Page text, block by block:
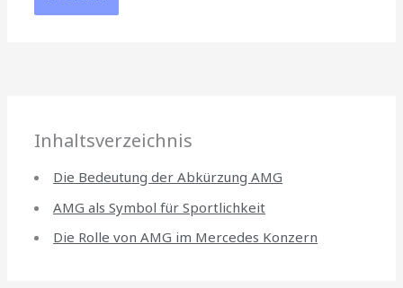
Inhaltsverzeichnis
Die Bedeutung der Abkürzung AMG
AMG als Symbol für Sportlichkeit
Die Rolle von AMG im Mercedes Konzern